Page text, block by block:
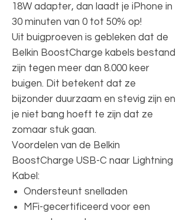
18W adapter, dan laadt je iPhone in
30 minuten van 0 tot 50% op!
Uit buigproeven is gebleken dat de
Belkin BoostCharge kabels bestand
zijn tegen meer dan 8.000 keer
buigen. Dit betekent dat ze
bijzonder duurzaam en stevig zijn en
je niet bang hoeft te zijn dat ze
zomaar stuk gaan.
Voordelen van de Belkin
BoostCharge USB-C naar Lightning
Kabel:
Ondersteunt snelladen
MFi-gecertificeerd voor een